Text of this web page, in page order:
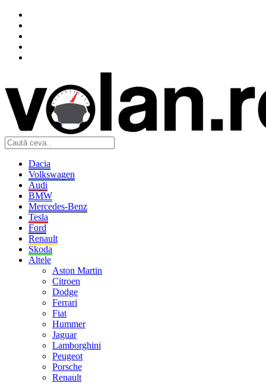
Dacia
Volkswagen
Audi
BMW
Mercedes-Benz
Tesla
Ford
Renault
Skoda
Altele
Aston Martin
Citroen
Dodge
Ferrari
Fiat
Hummer
Jaguar
Lamborghini
Peugeot
Porsche
Renault